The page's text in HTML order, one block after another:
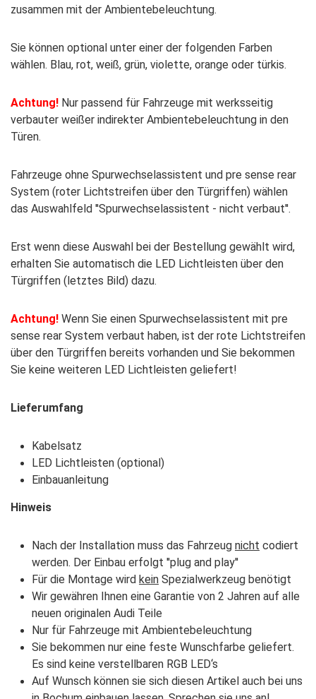
zusammen mit der Ambientebeleuchtung.
Sie können optional unter einer der folgenden Farben
wählen. Blau, rot, weiß, grün, violette, orange oder türkis.
Achtung! Nur passend für Fahrzeuge mit werksseitig
verbauter weißer indirekter Ambientebeleuchtung in den
Türen.
Fahrzeuge ohne Spurwechselassistent und pre sense rear
System (roter Lichtstreifen über den Türgriffen) wählen
das Auswahlfeld ''Spurwechselassistent - nicht verbaut''.
Erst wenn diese Auswahl bei der Bestellung gewählt wird,
erhalten Sie automatisch die LED Lichtleisten über den
Türgriffen (letztes Bild) dazu.
Achtung! Wenn Sie einen Spurwechselassistent mit pre
sense rear System verbaut haben, ist der rote Lichtstreifen
über den Türgriffen bereits vorhanden und Sie bekommen
Sie keine weiteren LED Lichtleisten geliefert!
Lieferumfang
Kabelsatz
LED Lichtleisten (optional)
Einbauanleitung
Hinweis
Nach der Installation muss das Fahrzeug nicht codiert
werden. Der Einbau erfolgt ''plug and play''
Für die Montage wird kein Spezialwerkzeug benötigt
Wir gewähren Ihnen eine Garantie von 2 Jahren auf alle
neuen originalen Audi Teile
Nur für Fahrzeuge mit Ambientebeleuchtung
Sie bekommen nur eine feste Wunschfarbe geliefert.
Es sind keine verstellbaren RGB LED‘s
Auf Wunsch können sie sich diesen Artikel auch bei uns